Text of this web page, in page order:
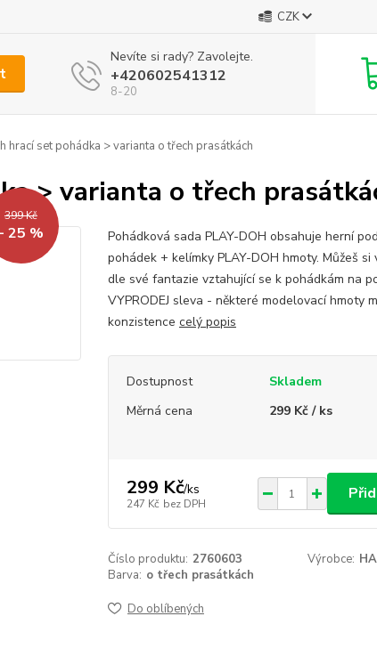
CZK
Nevíte si rady? Zavolejte.
+420602541312
8-20
hrací set pohádka > varianta o třech prasátkách
> varianta o třech
399 Kč
- 25 %
Pohádková sada PLAY-DOH obsahuje herní
pohádek + kelímky PLAY-DOH hmoty. Můžeš
dle své fantazie vztahující se k pohádkám na
VYPRODEJ sleva - některé modelovací hmoty
konzistence celý popis
Dostupnost
Skladem
Měrná cena
299 Kč / ks
299 Kč/ks
247 Kč bez DPH
Číslo produktu: 2760603 Výrobce:
Barva: o třech prasátkách
Do oblíbených